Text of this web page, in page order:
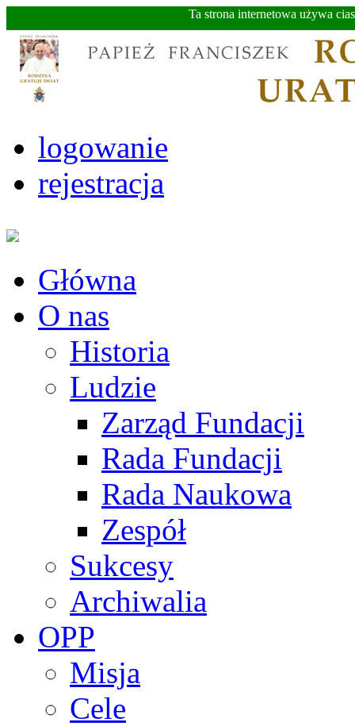
Ta strona internetowa używa
logowanie
rejestracja
Główna
O nas
Historia
Ludzie
Zarząd Fundacji
Rada Fundacji
Rada Naukowa
Zespół
Sukcesy
Archiwalia
OPP
Misja
Cele